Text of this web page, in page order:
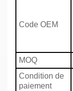
Code OEM
MOQ
Condition de
paiement